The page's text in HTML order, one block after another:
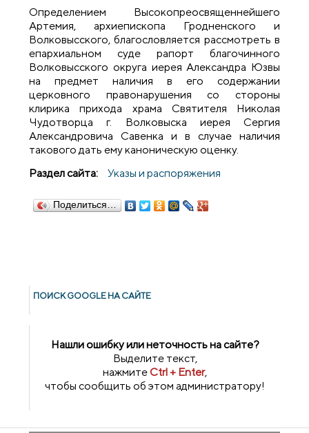
Определением Высокопреосвященнейшего
Артемия, архиепископа Гродненского и
Волковысского, благословляется рассмотреть в
епархиальном суде рапорт благочинного
Волковысского округа иерея Александра Юзвы
на предмет наличия в его содержании
церковного правонарушения со стороны
клирика прихода храма Святителя Николая
Чудотворца г. Волковыска иерея Сергия
Александровича Савенка и в случае наличия
такового дать ему каноническую оценку.
Раздел сайта:
Указы и распоряжения
Поделиться…
ПОИСК GOОGLE НА САЙТЕ
Нашли ошибку или неточность на сайте?
Выделите текст,
нажмитеCtrl + Enter,
чтобы сообщить об этом администратору!